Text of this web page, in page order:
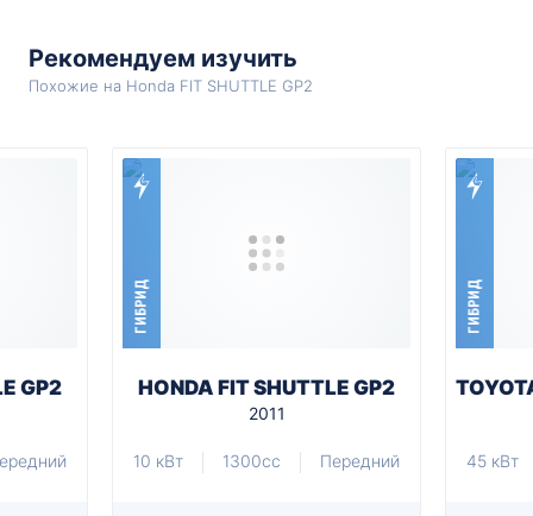
Рекомендуем изучить
Похожие на Honda FIT SHUTTLE GP2
GP2
ГИБРИД
HONDA FIT SHUTTLE GP2
2011
10 кВт 1300cc Передний
ГИБРИД
45 кВт